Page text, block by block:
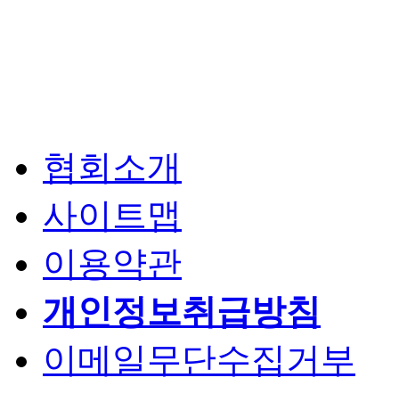
협회소개
사이트맵
이용약관
개인정보취급방침
이메일무단수집거부